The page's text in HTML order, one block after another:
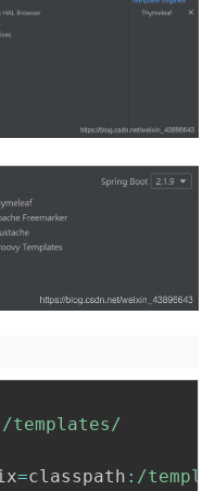
/templates/
=classpath : /